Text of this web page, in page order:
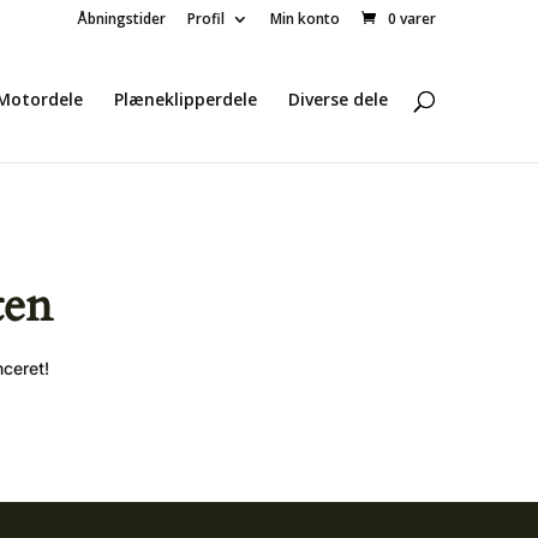
Åbningstider Profil Min konto 0 varer
Plæneklipperdele Diverse dele